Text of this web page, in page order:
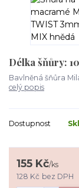
Délka šňůry:
Bavlněná šňůra
celý popis
Dostupnost
155 Kč/ks
128 Kč bez DPH